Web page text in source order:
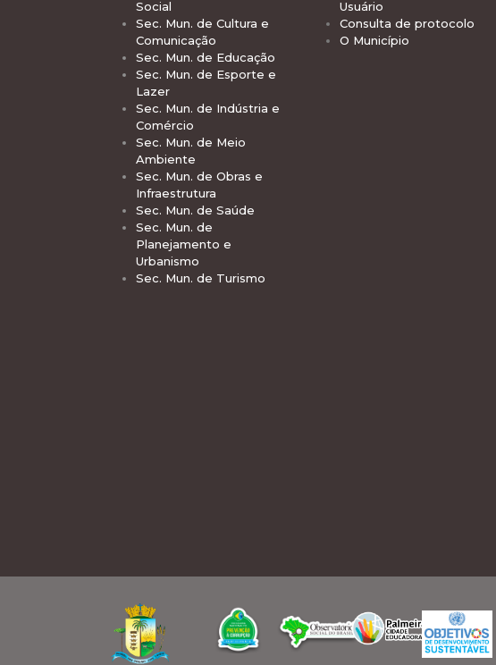
Social
Sec. Mun. de Cultura e
Comunicação
Sec. Mun. de Educação
Sec. Mun. de Esporte e
Lazer
Sec. Mun. de Indústria e
Comércio
Sec. Mun. de Meio
Ambiente
Sec. Mun. de Obras e
Infraestrutura
Sec. Mun. de Saúde
Sec. Mun. de
Planejamento e
Urbanismo
Sec. Mun. de Turismo
Usuário
Consulta de protocolo
O Município